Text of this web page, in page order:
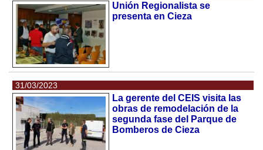
Unión Regionalista se
presenta en Cieza
31/03/2023
La gerente del CEIS visita las
obras de remodelación de la
segunda fase del Parque de
Bomberos de Cieza